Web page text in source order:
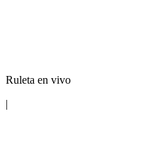
Ruleta en vivo
|